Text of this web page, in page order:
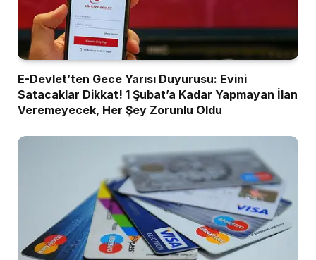
E-Devlet’ten Gece Yarısı Duyurusu: Evini
Satacaklar Dikkat! 1 Şubat’a Kadar Yapmayan İlan
Veremeyecek, Her Şey Zorunlu Oldu